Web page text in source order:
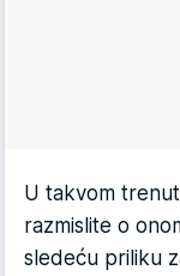
U takvom
razmislite o
sledeću priliku